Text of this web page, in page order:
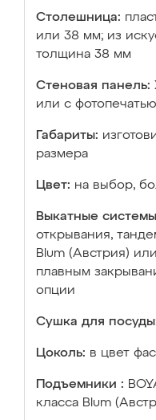
Столешница:
или 38 мм; из
толщина 38 мм
Стеновая панель:
или с фотопечатью
Габариты:
размера
Цвет: на выбор,
Выкатные
открывания,
Blum (Австрия)
плавным
опции
Сушка для
Цоколь: в цвет
Подъемники :
класса Blum